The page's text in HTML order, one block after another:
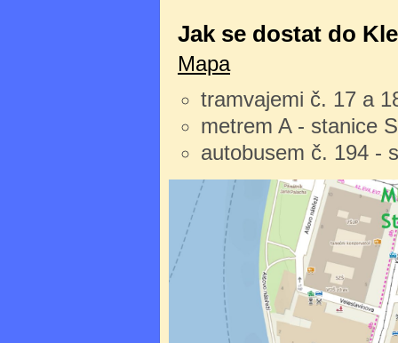
Jak se dostat do
Mapa
tramvajemi č. 17 a
metrem A - stanice
autobusem č. 194 -